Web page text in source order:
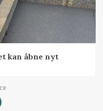
kan åbne nyt